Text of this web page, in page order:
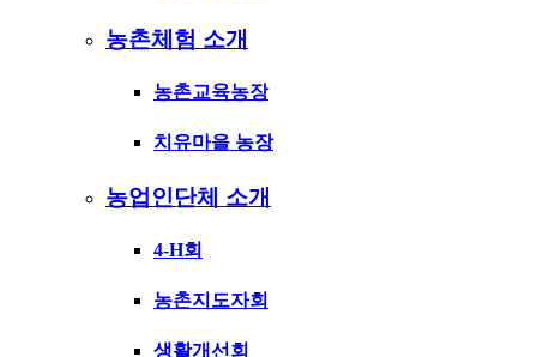
농촌체험 소개
농촌교육농장
치유마을 농장
농업인단체 소개
4-H회
농촌지도자회
생활개선회